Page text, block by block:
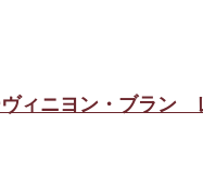
ィニヨン・ブラン